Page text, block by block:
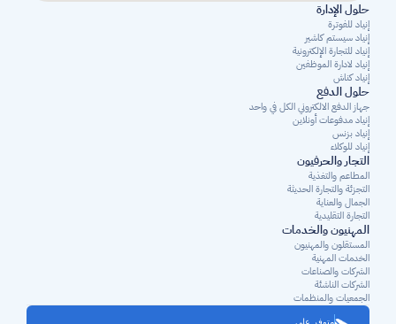
حلول الإدارة
إنياد للفوترة
إنياد سيستم كاشير
إنياد للتجارة الإلكترونية
إنياد لادارة الموظفين
إنياد كناش
حلول الدفع
جهاز الدفع الالكتروني الكل في واحد
إنياد مدفوعات أونلاين
إنياد بزنس
إنياد للوكلاء
التجار والحرفيون
المطاعم والتغذية
التجزئة والتجارة الحديثة
الجمال والعناية
التجارة التقليدية
المهنيون والخدمات
المستقلون والمهنيون
الخدمات المهنية
الشركات والصناعات
الشركات الناشئة
الجمعيات والمنظمات